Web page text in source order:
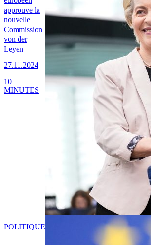
approuve la
nouvelle
Commission
von der
Leyen
27.11.2024
10
MINUTES
POLITIQUE